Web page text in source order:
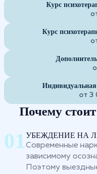
Курс
Курс
от 3
Почему
УБЕЖДЕНИЕ НА
Современные
зависимому
Поэтому